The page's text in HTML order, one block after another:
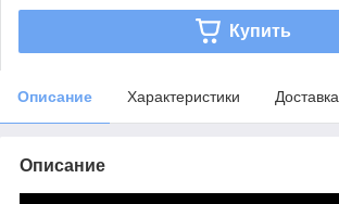
Купить
Описание Характеристики Доставка
Описание